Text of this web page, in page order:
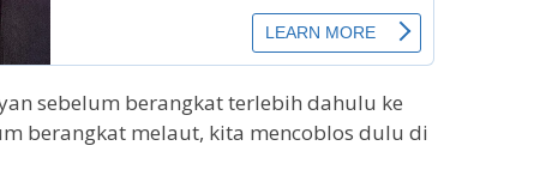
sebelum berangkat terlebih dahulu ke
berangkat melaut, kita mencoblos dulu di